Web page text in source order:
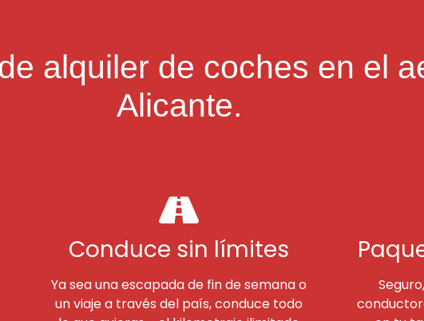
alquiler de coches en el
Alicante.
Conduce sin límites
Ya sea una escapada de fin de semana o
un viaje a través del país, conduce todo